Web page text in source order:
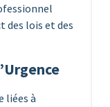
des lois et des
liées à